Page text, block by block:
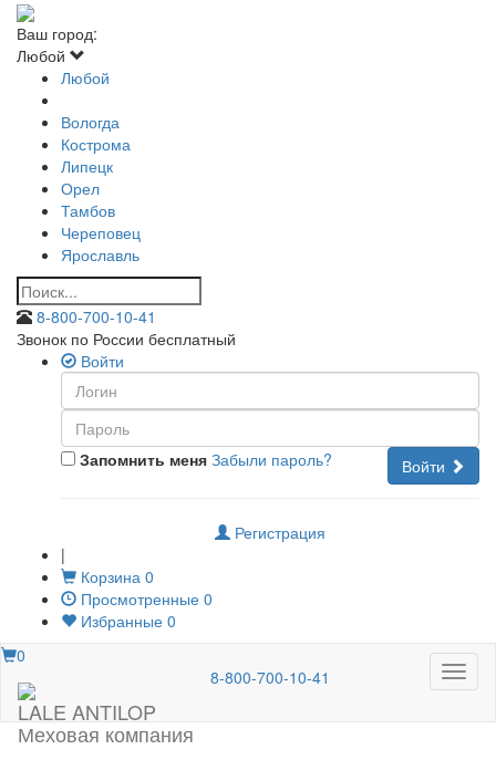
Ваш город:
Любой
Любой
Вологда
Кострома
Липецк
Орел
Тамбов
Череповец
Ярославль
8-800-700-10-41
Звонок по России бесплатный
Войти
Запомнить меня Войти
Забыли пароль?
Регистрация
|
Корзина 0
Просмотренные 0
Избранные 0
Меню
0
LALE ANTILOP
Меховая компания
8-800-700-10-41